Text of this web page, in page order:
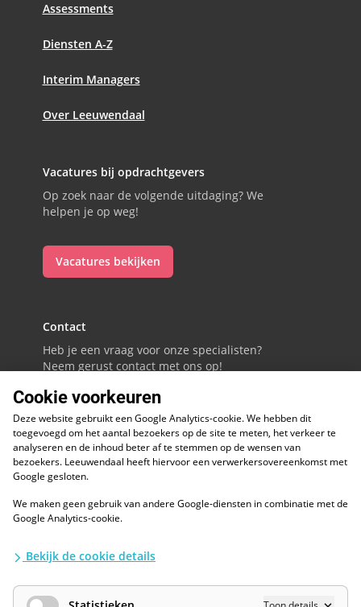
Assessments
Diensten A-Z
Interim Managers
Over Leeuwendaal
Contact
Heb je een vraag voor onze specialisten?
Neem gerust contact met ons op!
088 - 0086800
Volg ons op LinkedIn
Vacatures bij opdrachtgevers
Op zoek naar de volgende uitdaging? We
helpen je op weg!
Vacatures bekijken
ESG
Diversiteit en inclusie
Algemene voorwaarden
Waarborgen privacy en informatiebeveiliging
Cookie voorkeuren
Deze website gebruikt een Google Analytics-cookie. We hebben dit
toegevoegd om het aantal bezoekers op de site te meten, het verkeer te
analyseren en de inhoud beter af te stemmen op de wensen van
bezoekers. Leeuwendaal heeft hiervoor een verwerkersovereenkomst met
Google gesloten.
We maken geen gebruik van andere Google-diensten in combinatie met de
Google Analytics-cookie.
Bekijk de cookie details